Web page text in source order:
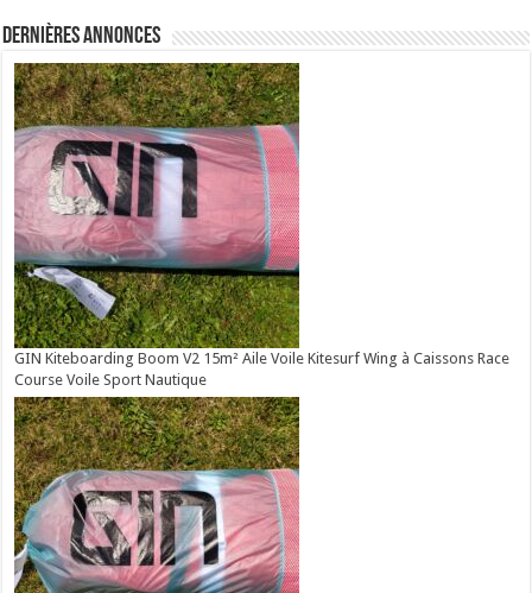
Dernières annonces
GIN Kiteboarding Boom V2 15m² Aile Voile Kitesurf Wing à Caissons Race
Course Voile Sport Nautique